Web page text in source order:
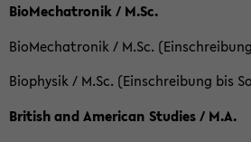
BioMechatronik / M.Sc.
BioMechatronik / M.Sc.
Biophysik / M.Sc. (Einschreibung bis
British and American Studies / M.A.